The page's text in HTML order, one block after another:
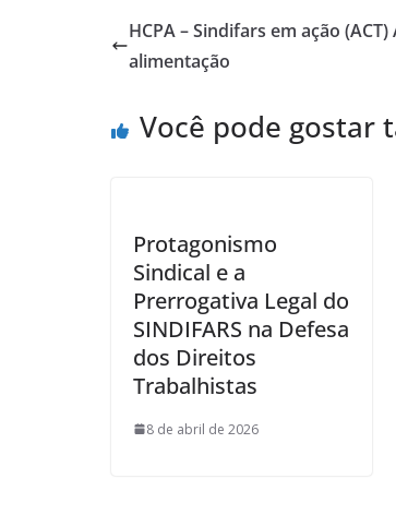
b
o
k
er e
HCPA – Sindifars em ação
alimentação
Você pode gostar
Protagonismo
Sindical e a
Prerrogativa Legal do
SINDIFARS na Defesa
dos Direitos
Trabalhistas
8 de abril de 2026